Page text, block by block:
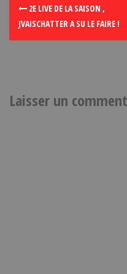
2E LIVE DE LA SAISON ,
JVAISCHATTER A SU LE FAIRE !
Laisser un